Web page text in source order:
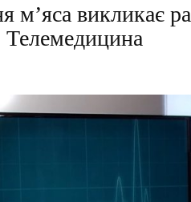
м’яса викликає
Телемедицина